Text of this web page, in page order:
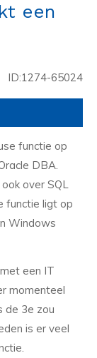
een
ID:1274-65024
functie op
DBA.
over SQL
functie ligt op
Windows
een IT
momenteel
de 3e zou
is er veel